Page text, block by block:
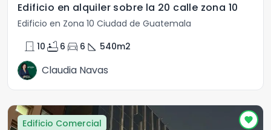
Edificio en alquiler sobre la 20 calle zona 10
Edificio en Zona 10 Ciudad de Guatemala
door_front 10 bathtub 6 directions_car 6 square_foot 540m2
Claudia Navas
Edificio Comercial